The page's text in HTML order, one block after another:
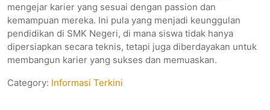
mengejar karier yang sesuai dengan passion dan
kemampuan mereka. Ini pula yang menjadi keunggulan
pendidikan di SMK Negeri, di mana siswa tidak hanya
dipersiapkan secara teknis, tetapi juga diberdayakan untuk
membangun karier yang sukses dan memuaskan.
Category: Informasi Terkini